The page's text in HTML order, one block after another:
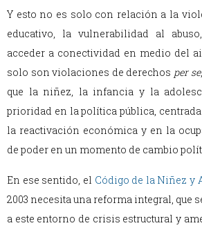
Y esto no es solo con relación a la
educativo, la vulnerabilidad al
acceder a conectividad en medio del
solo son violaciones de derechos per se
que la niñez, la infancia y la
prioridad en la política pública,
la reactivación económica y en la
de poder en un momento de cambio
En ese sentido, el Código de la Niñez y
2003 necesita una reforma integral, que
a este entorno de crisis estructural y